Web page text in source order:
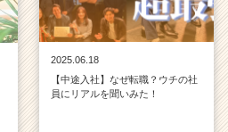
2025.06.18
【中途入社】なぜ転職？ウチの社
員にリアルを聞いみた！